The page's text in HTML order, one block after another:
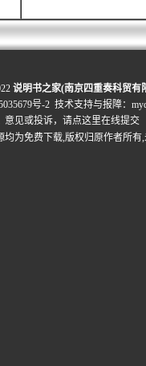
说明书之家(南京四重奏科贸有
号-2 技术支持与报障：
见或投诉， 请点这里在线提交
均为免费下载,版权归原作者所